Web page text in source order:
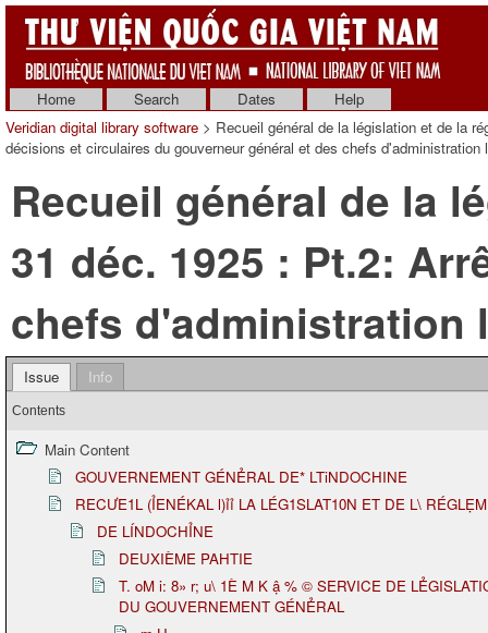
Home Search Dates
Help
Veridian digital library software > Recueil général de la législation et de la
décisions et circulaires du gouverneur général et des chefs
Recueil général de la
31 déc. 1925 : Pt.2:
chefs d'administration
Issue Info
Contents
Main Content
GOUVERNEMENT GÉNẺRAL DE* LTiNDOCHINE
RECƯE1L (ỈENÉKAL l)ỉỉ LA LÉG1SLAT10N ET DE L\
DE LÍNDOCHỈNE
DEUXIÈME PAHTIE
T. oM i: 8» r; u\ 1È M K ậ % © SERVICE DE
DU GOUVERNEMENT GÉNẺRAL